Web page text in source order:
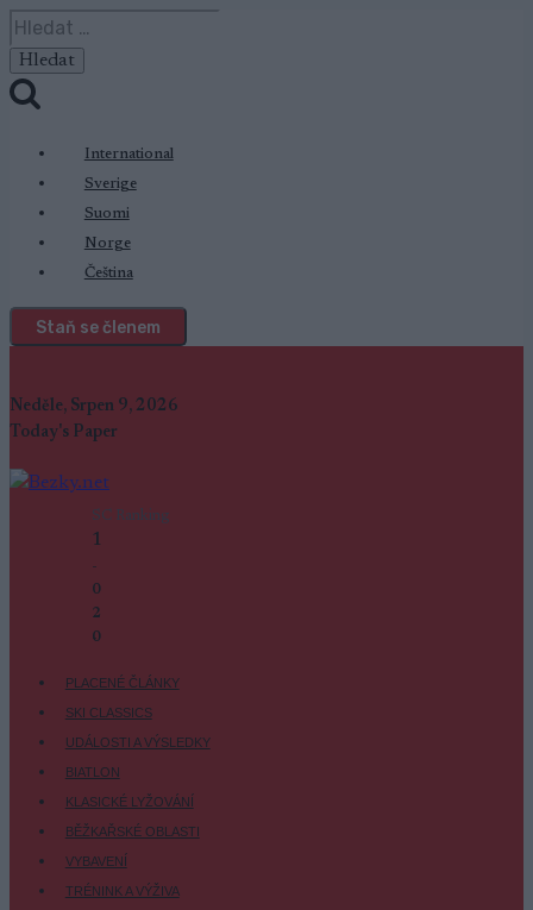
Přeskočit
na
obsah
Vyhledávání
International
Sverige
Suomi
Norge
Čeština
Staň se členem
Neděle, Srpen 9, 2026
Today's Paper
SC Ranking
1
-
0
2
-
0
PLACENÉ ČLÁNKY
SKI CLASSICS
UDÁLOSTI A VÝSLEDKY
BIATLON
KLASICKÉ LYŽOVÁNÍ
BĚŽKAŘSKÉ OBLASTI
VYBAVENÍ
TRÉNINK A VÝŽIVA